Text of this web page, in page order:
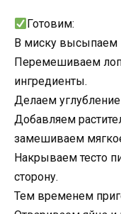
Готовим:
В миску высыпаем
Перемешиваем
ингредиенты.
Делаем
Добавляем
замешиваем
Накрываем тесто
сторону.
Тем временем